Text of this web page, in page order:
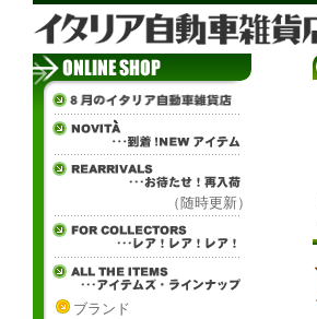
（随時更新）
ブランド